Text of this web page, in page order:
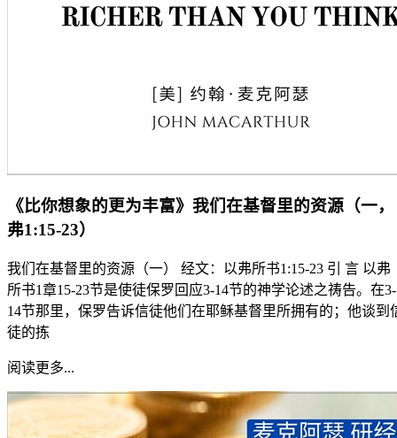
《比你想象的更为丰富》我们在基督里的资源（一，
弗1:15-23）
我们在基督里的资源（一） 经文：以弗所书1:15-23 引 言 以弗
所书1章15-23节是使徒保罗回应3-14节的神学论述之祷告。在3-
14节那里，保罗告诉信徒他们在耶稣基督里所拥有的；他谈到
徒的拣
阅读更多...